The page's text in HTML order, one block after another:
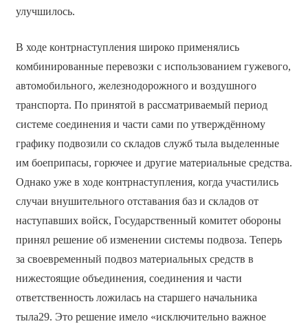
улучшилось.
В ходе контрнаступления широко применялись
комбинированные перевозки с использованием гужевого,
автомобильного, железнодорожного и воздушного
транспорта. По принятой в рассматриваемый период
системе соединения и части сами по утверждённому
графику подвозили со складов служб тыла выделенные
им боеприпасы, горючее и другие материальные средства.
Однако уже в ходе контрнаступления, когда участились
случаи внушительного отставания баз и складов от
наступавших войск, Государственный комитет обороны
принял решение об изменении системы подвоза. Теперь
за своевременный подвоз материальных средств в
нижестоящие объединения, соединения и части
ответственность ложилась на старшего начальника
тыла29. Это решение имело «исключительно важное